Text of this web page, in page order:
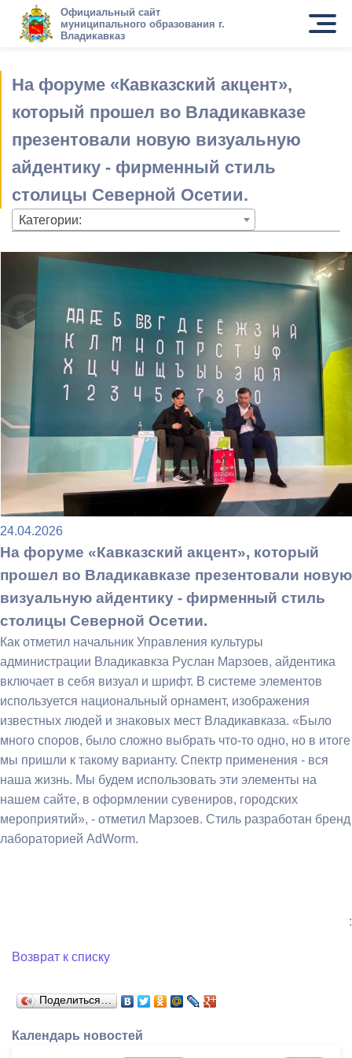
Официальный сайт
муниципального образования г.
Владикавказ
На форуме «Кавказский акцент»,
который прошел во Владикавказе
презентовали новую визуальную
айдентику - фирменный стиль
столицы Северной Осетии.
Категории:
24.04.2026
На форуме «Кавказский акцент», который
прошел во Владикавказе презентовали новую
визуальную айдентику - фирменный стиль
столицы Северной Осетии.
Как отметил начальник Управления культуры
администрации Владикавкза Руслан Марзоев, айдентика
включает в себя визуал и шрифт. В системе элементов
используется национальный орнамент, изображения
известных людей и знаковых мест Владикавказа. «Было
много споров, было сложно выбрать что-то одно, но в итоге
мы пришли к такому варианту. Спектр применения - вся
наша жизнь. Мы будем использовать эти элементы на
нашем сайте, в оформлении сувениров, городских
мероприятий», - отметил Марзоев. Стиль разработан бренд
лабораторией AdWorm.
:
Возврат к списку
Поделиться…
Календарь новостей